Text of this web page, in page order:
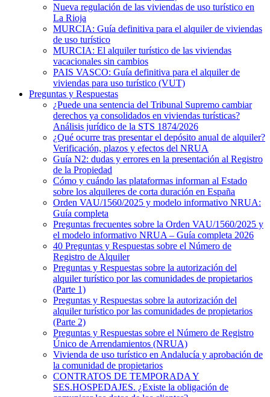
Nueva regulación de las viviendas de uso turístico en
La Rioja
MURCIA: Guía definitiva para el alquiler de viviendas
de uso turístico
MURCIA: El alquiler turístico de las viviendas
vacacionales sin cambios
PAIS VASCO: Guía definitiva para el alquiler de
viviendas para uso turístico (VUT)
Preguntas y Respuestas
¿Puede una sentencia del Tribunal Supremo cambiar
derechos ya consolidados en viviendas turísticas?
Análisis jurídico de la STS 1874/2026
¿Qué ocurre tras presentar el depósito anual de alquiler?
Verificación, plazos y efectos del NRUA
Guía N2: dudas y errores en la presentación al Registro
de la Propiedad
Cómo y cuándo las plataformas informan al Estado
sobre los alquileres de corta duración en España
Orden VAU/1560/2025 y modelo informativo NRUA:
Guía completa
Preguntas frecuentes sobre la Orden VAU/1560/2025 y
el modelo informativo NRUA – Guía completa 2026
40 Preguntas y Respuestas sobre el Número de
Registro de Alquiler
Preguntas y Respuestas sobre la autorización del
alquiler turístico por las comunidades de propietarios
(Parte 1)
Preguntas y Respuestas sobre la autorización del
alquiler turístico por las comunidades de propietarios
(Parte 2)
Preguntas y Respuestas sobre el Número de Registro
Único de Arrendamientos (NRUA)
Vivienda de uso turístico en Andalucía y aprobación de
la comunidad de propietarios
CONTRATOS DE TEMPORADA Y
SES.HOSPEDAJES. ¿Existe la obligación de